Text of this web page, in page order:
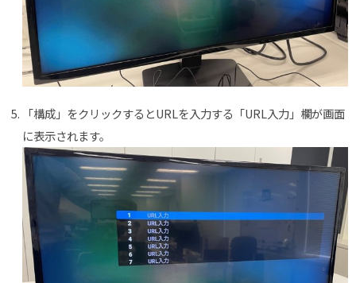
「構成」をクリックするとURLを入力する「URL入力」欄が画面
に表示されます。